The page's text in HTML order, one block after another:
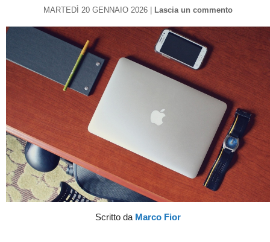
MARTEDÌ 20 GENNAIO 2026 | Lascia un commento
Scritto da Marco Fior